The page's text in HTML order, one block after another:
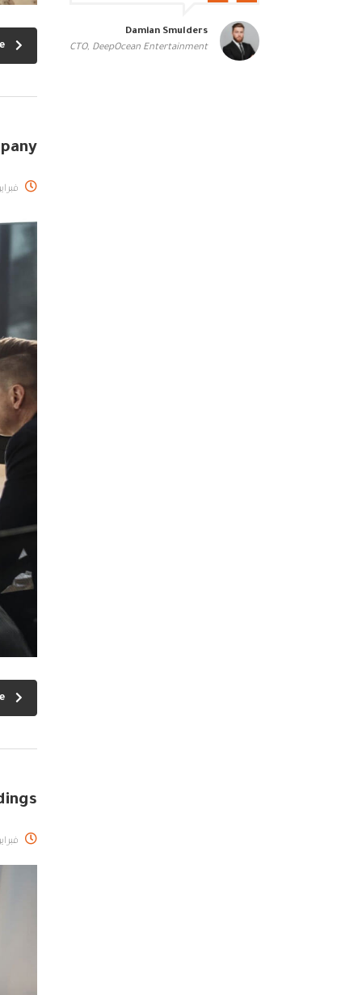
فبراير 7,
فبراير 7,
Damian Smulders
CTO, DeepOcean Entertainment